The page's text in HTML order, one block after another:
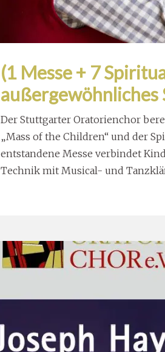
(1 Messe + 7
außergewöhnliches
Der Stuttgarter Oratorienchor
„Mass of the Children“ und der
entstandene Messe verbindet
Technik mit Musical- und